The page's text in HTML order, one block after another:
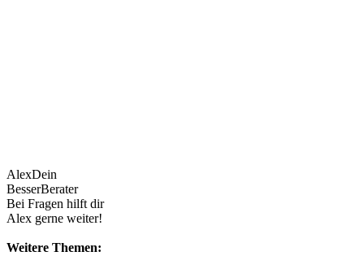
AlexDein
BesserBerater
Bei Fragen hilft dir
Alex gerne weiter!
Weitere Themen: